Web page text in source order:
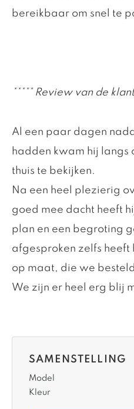
bereikbaar om snel te
***** Review van de klant
Al een paar dagen
hadden kwam hij langs
thuis te bekijken.
Na een heel plezierig
goed mee dacht heeft
plan en een begroting
afgesproken zelfs heeft
op maat, die we
We zijn er heel erg blij
SAMENSTELLING
Model
Kleur